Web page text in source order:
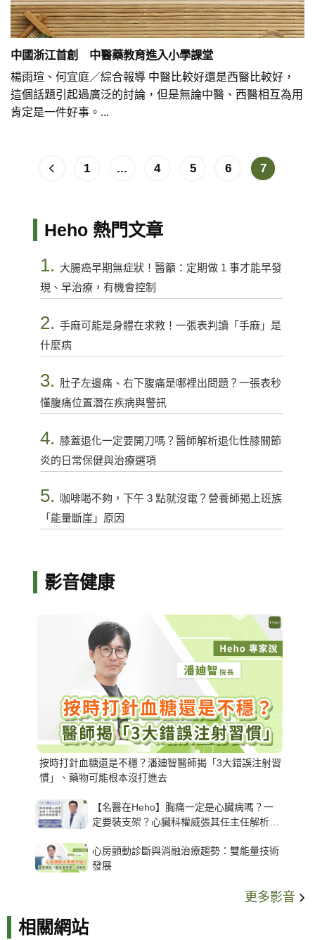
中國浙江首創 中醫藥教育進入小學課堂
楊雨瑄、何宜庭／綜合報導 中醫比較好還是西醫比較好，
這個話題引起過廣泛的討論，但是無論中醫、西醫相互為用
肯定是一件好事。...
1 ... 4 5 6 7
Heho 熱門文章
1. 大腸癌早期無症狀！醫籲：定期做 1 事才能早發
現、早治療，有機會控制
2. 手麻可能是身體在求救！一張表判讀「手麻」是
什麼病
3. 肚子左邊痛、右下腹痛是哪裡出問題？一張表秒
懂腹痛位置潛在疾病與警訊
4. 膝蓋退化一定要開刀嗎？醫師解析退化性膝關節
炎的日常保健與治療選項
5. 咖啡喝不夠，下午 3 點就沒電？營養師揭上班族
「能量斷崖」原因
影音健康
按時打針血糖還是不穩？潘廸智醫師揭「3大錯誤注射習
慣」、藥物可能根本沒打進去
【名醫在Heho】胸痛一定是心臟病嗎？一
定要裝支架？心臟科權威張其任主任解析支
心房顫動診斷與消融治療趨勢：雙能量技術
發展
更多影音
相關網站